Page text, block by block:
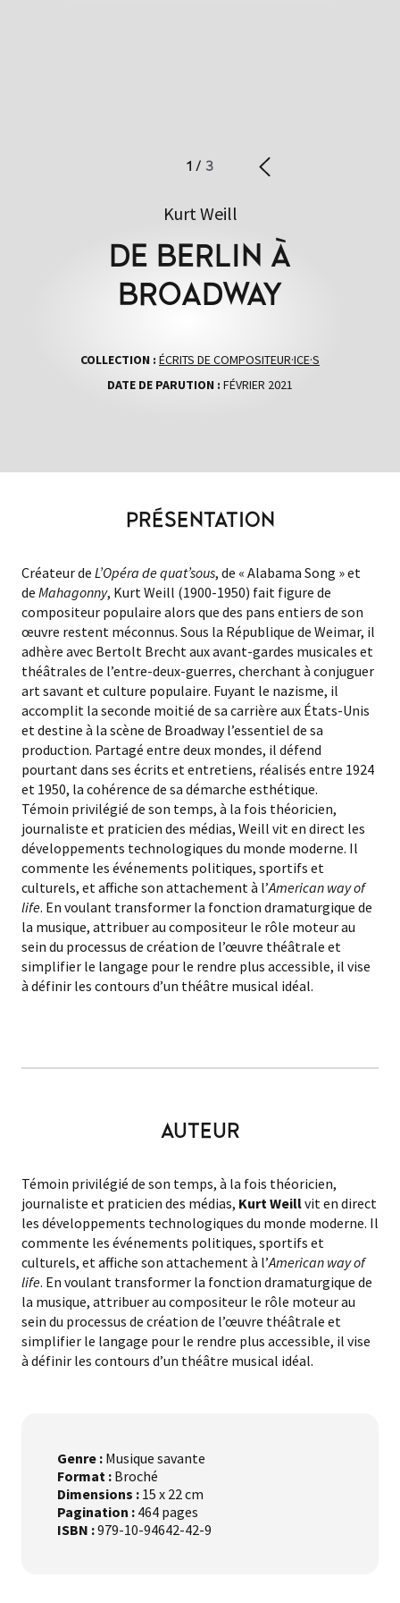
1 / 3
Kurt Weill
DE BERLIN À
BROADWAY
COLLECTION : ÉCRITS DE COMPOSITEUR·ICE·S
DATE DE PARUTION : FÉVRIER 2021
PRÉSENTATION
Créateur de L’Opéra de quat’sous, de « Alabama Song » et
de Mahagonny, Kurt Weill (1900-1950) fait figure de
compositeur populaire alors que des pans entiers de son
œuvre restent méconnus. Sous la République de Weimar, il
adhère avec Bertolt Brecht aux avant-gardes musicales et
théâtrales de l’entre-deux-guerres, cherchant à conjuguer
art savant et culture populaire. Fuyant le nazisme, il
accomplit la seconde moitié de sa carrière aux États-Unis
et destine à la scène de Broadway l’essentiel de sa
production. Partagé entre deux mondes, il défend
pourtant dans ses écrits et entretiens, réalisés entre 1924
et 1950, la cohérence de sa démarche esthétique.
Témoin privilégié de son temps, à la fois théoricien,
journaliste et praticien des médias, Weill vit en direct les
développements technologiques du monde moderne. Il
commente les événements politiques, sportifs et
culturels, et affiche son attachement à l’American way of
life. En voulant transformer la fonction dramaturgique de
la musique, attribuer au compositeur le rôle moteur au
sein du processus de création de l’œuvre théâtrale et
simplifier le langage pour le rendre plus accessible, il vise
à définir les contours d’un théâtre musical idéal.
AUTEUR
Témoin privilégié de son temps, à la fois théoricien,
journaliste et praticien des médias, Kurt Weillvit en direct
les développements technologiques du monde moderne. Il
commente les événements politiques, sportifs et
culturels, et affiche son attachement à l’American way of
life. En voulant transformer la fonction dramaturgique de
la musique, attribuer au compositeur le rôle moteur au
sein du processus de création de l’œuvre théâtrale et
simplifier le langage pour le rendre plus accessible, il vise
à définir les contours d’un théâtre musical idéal.
Genre : Musique savante
Format : Broché
Dimensions : 15 x 22 cm
Pagination : 464 pages
ISBN :979-10-94642-42-9